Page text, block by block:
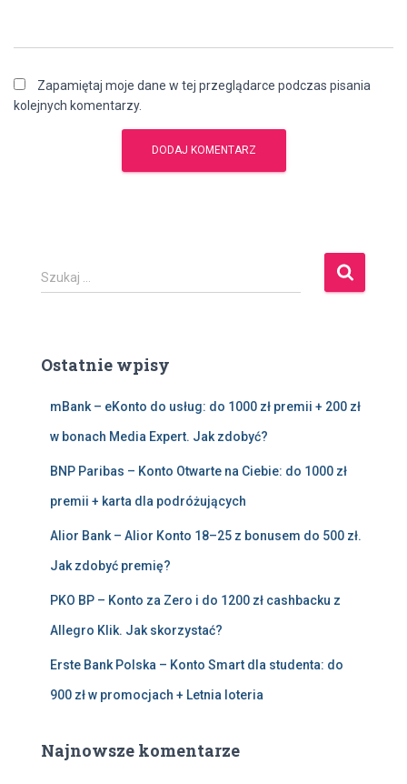
Zapamiętaj moje dane w tej przeglądarce podczas pisania
kolejnych komentarzy.
S
z
j
Szukaj …
Ostatnie wpisy
mBank – eKonto do usług: do 1000 zł premii + 200 zł
w bonach Media Expert. Jak zdobyć?
BNP Paribas – Konto Otwarte na Ciebie: do 1000 zł
premii + karta dla podróżujących
Alior Bank – Alior Konto 18–25 z bonusem do 500 zł.
Jak zdobyć premię?
PKO BP – Konto za Zero i do 1200 zł cashbacku z
Allegro Klik. Jak skorzystać?
Erste Bank Polska – Konto Smart dla studenta: do
900 zł w promocjach + Letnia loteria
Najnowsze komentarze